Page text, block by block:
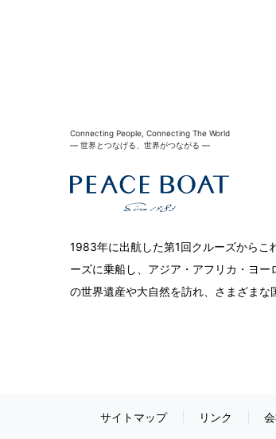
Connecting People, Connecting The World
― 世界とつなげる、世界がつながる ―
1983年に出航した第1回クルーズからこ
ーズに乗船し、アジア・アフリカ・ヨ
の世界遺産や大自然を訪れ、さまざまな
サイトマップ リンク